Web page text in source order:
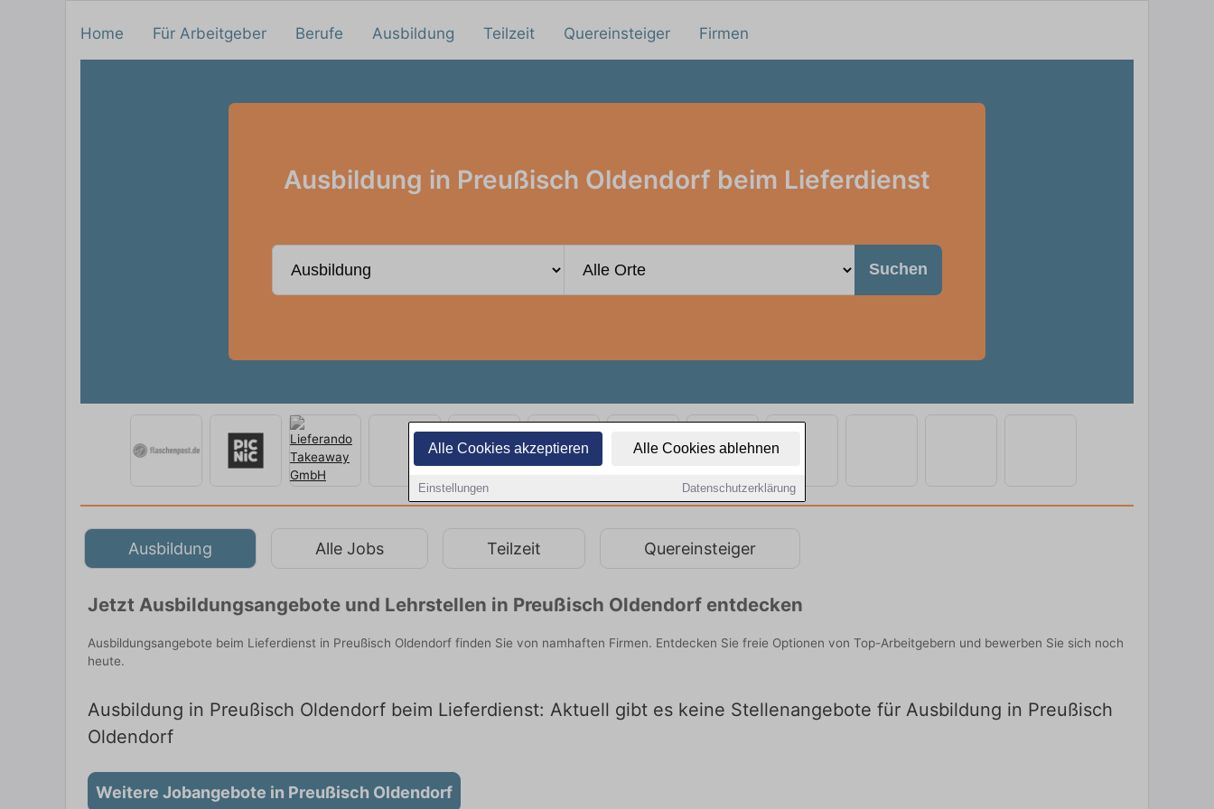
Alle Cookies akzeptieren Alle Cookies ablehnen
Einstellungen Datenschutzerklärung
Home Für Arbeitgeber Berufe Ausbildung Teilzeit Quereinsteiger Firmen
Ausbildung in Preußisch Oldendorf beim Lieferdienst
Suchen
Ausbildung Alle Jobs Teilzeit Quereinsteiger
Jetzt Ausbildungsangebote und Lehrstellen in Preußisch Oldendorf entdecken
Ausbildungsangebote beim Lieferdienst in Preußisch Oldendorf finden Sie von namhaften Firmen. Entdecken Sie freie Optionen von Top-Arbeitgebern und bewerben Sie sich noch
heute.
Ausbildung in Preußisch Oldendorf beim Lieferdienst: Aktuell gibt es keine Stellenangebote für Ausbildung in Preußisch
Oldendorf
Weitere Jobangebote in Preußisch Oldendorf